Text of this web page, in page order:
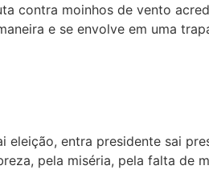
contra moinhos de vento
e se envolve em uma
entra presidente sai
pela miséria, pela falta de